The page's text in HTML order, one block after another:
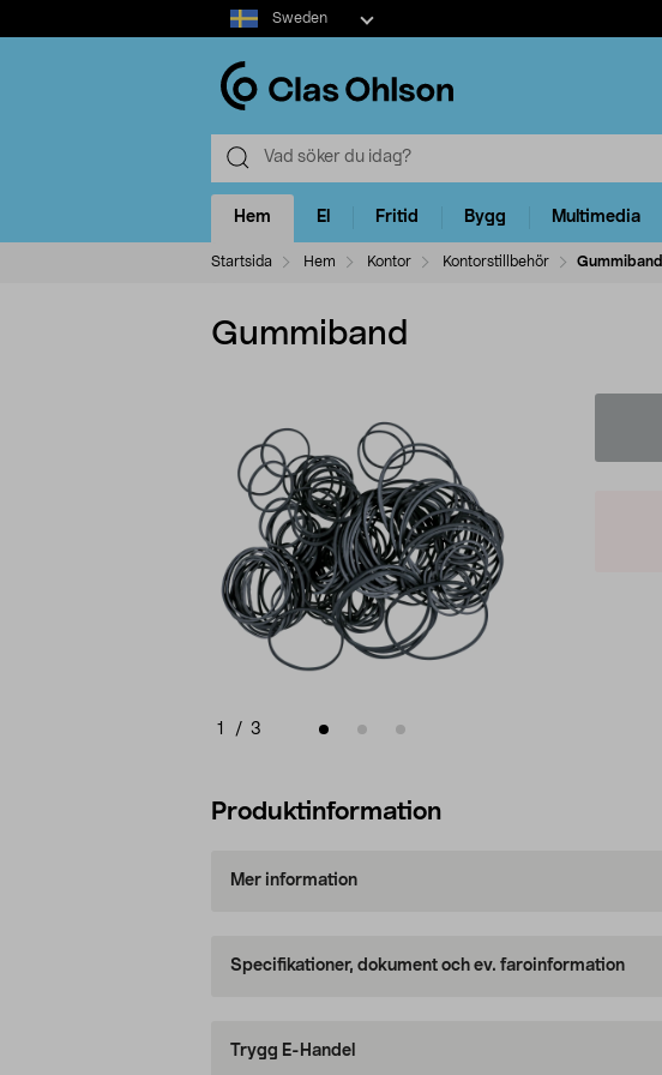
Select
market
Sweden
Hem El Fritid Bygg Multimedia
Startsida Hem Kontor Kontorstillbehör Gummiband
Gummiband
1 / 3
Produktinformation
Mer information
Specifikationer, dokument och ev. faroinformation
Trygg E-Handel